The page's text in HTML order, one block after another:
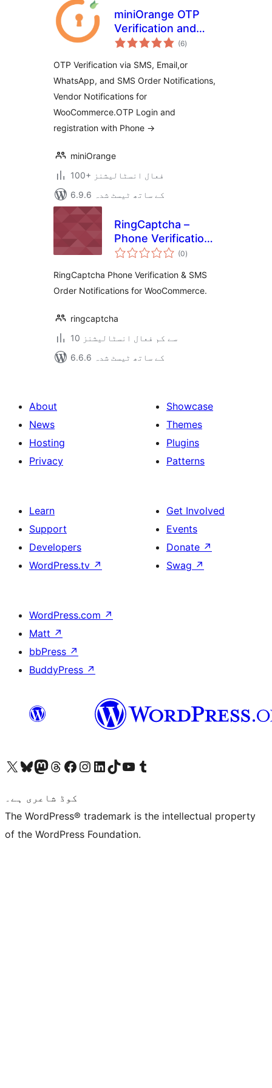
miniOrange OTP
Verification and
SMS Notification
(6مجموعی
درجہ
)
OTP Verification via SMS, Email,or
WhatsApp, and SMS Order Notifications,
Vendor Notifications for
WooCommerce.OTP Login and
registration with Phone →
miniOrange
100+ فعال انسٹالیشنز
6.9.6 کے ساتھ ٹیسٹ شدہ
RingCaptcha –
Phone Verification
on Checkout &
Notifications
(0مجموعی
درجہ
)
RingCaptcha Phone Verification & SMS
Order Notifications for WooCommerce.
ringcaptcha
10 سے کم فعال انسٹالیشنز
6.6.6 کے ساتھ ٹیسٹ شدہ
About
News
Hosting
Privacy
Showcase
Themes
Plugins
Patterns
Learn
Support
Developers
WordPress.tv ↗
Get Involved
Events
Donate ↗
Swag ↗
WordPress.com ↗
Matt ↗
bbPress ↗
BuddyPress ↗
Visit our X (formerly Twitter) account
ہمارے بلیواسکائی اکاؤنٹ پر جائیں
Visit our Mastodon account
ہمارے ٹھریڈز اکاؤنٹ پر جائیں
Visit our Facebook page
Visit our Instagram account
Visit our LinkedIn account
ہمارے ٹک ٹاک اکاؤنٹ پر جائیں
Visit our YouTube channel
ہمارے ٹمبلر اکاؤنٹ پر جائیں
کوڈ شاعری ہے۔
The WordPress® trademark is the intellectual property
of the WordPress Foundation.